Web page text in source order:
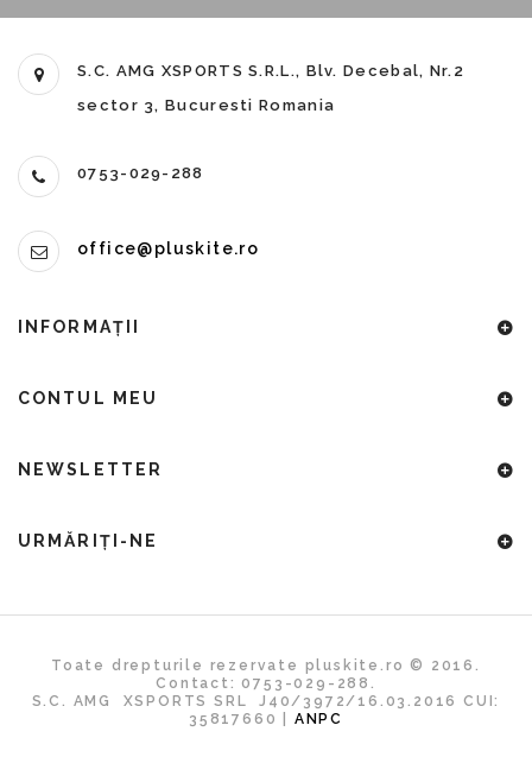
S.C. AMG XSPORTS S.R.L., Blv. Decebal, Nr.2
sector 3, Bucuresti Romania
0753-029-288
office@pluskite.ro
INFORMAŢII
CONTUL MEU
NEWSLETTER
URMĂRIȚI-NE
Toate drepturile rezervate pluskite.ro © 2016.
Contact: 0753-029-288.
S.C. AMG XSPORTS SRL J40/3972/16.03.2016 CUI:
35817660 | ANPC